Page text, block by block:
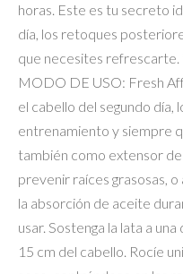
horas. Este es tu secreto
día, los retoques
que necesites
MODO DE USO: Fresh
el cabello del segundo
entrenamiento y siempre
también como extensor
prevenir raíces grasosas,
la absorción de aceite
usar. Sostenga la lata a
15 cm del cabello. Rocíe